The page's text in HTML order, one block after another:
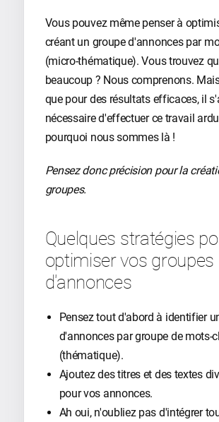
Vous pouvez même penser à
créant un groupe d'annonces par
(micro-thématique). Vous trouvez
beaucoup ? Nous comprenons.
que pour des résultats efficaces, il
nécessaire d'effectuer ce travail
pourquoi nous sommes là !
Pensez donc précision pour la
groupes.
Quelques stratégies
optimiser vos groupes
d'annonces
Pensez tout d'abord à identifier
d'annonces par groupe de mots-
(thématique).
Ajoutez des titres et des textes
pour vos annonces.
Ah oui, n'oubliez pas d'intégrer